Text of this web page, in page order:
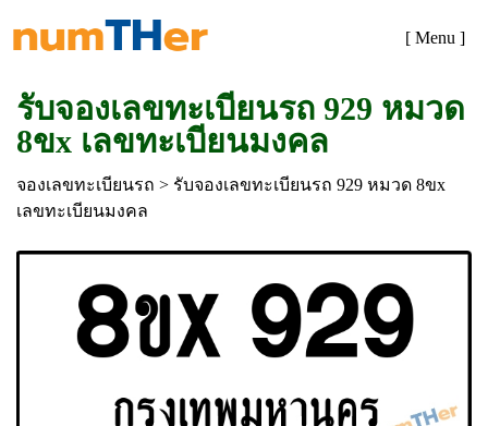
[ Menu ]
รับจองเลขทะเบียนรถ 929 หมวด
8ขx เลขทะเบียนมงคล
จองเลขทะเบียนรถ > รับจองเลขทะเบียนรถ 929 หมวด 8ขx
เลขทะเบียนมงคล